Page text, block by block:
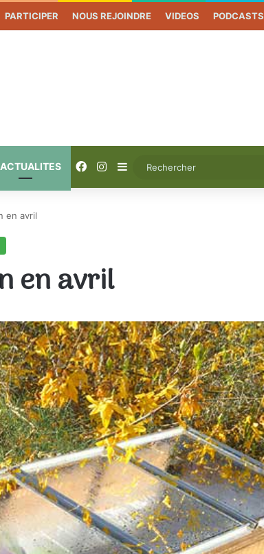
PARTICIPER NOUS REJOINDRE VIDEOS PODCASTS
Facebook
Instagram
Sidebar (barre latérale)
en avril
en avril